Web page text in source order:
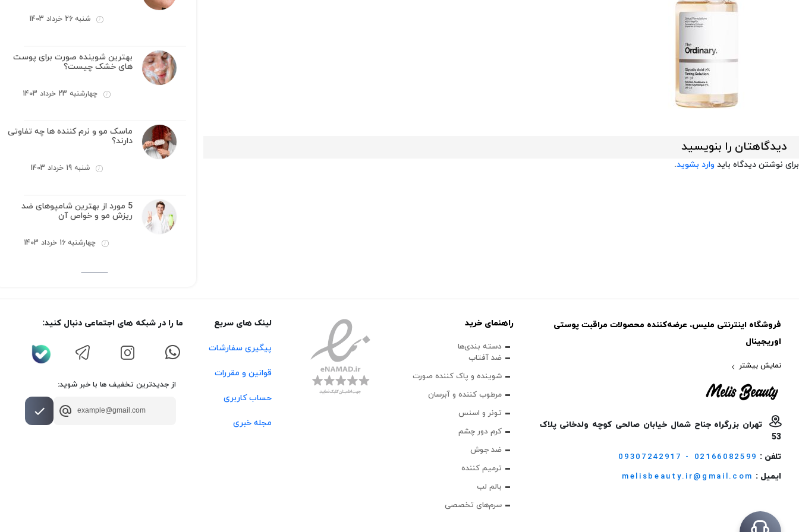
دیدگاهتان را بنویسید
برای نوشتن دیدگاه باید وارد بشوید.
شنبه 26 خرداد 1403
بهترین شوینده صورت برای پوست
های خشک چیست؟
چهارشنبه 23 خرداد 1403
ماسک مو و نرم کننده ها چه تفاوتی
دارند؟
شنبه 19 خرداد 1403
5 مورد از بهترین شامپوهای ضد
ریزش مو و خواص آن
چهارشنبه 16 خرداد 1403
فروشگاه اینترنتی ملیس، عرضه‌کننده محصولات مراقبت پوستی
اوریجینال
نمایش بیشتر
تهران بزرگراه جناح شمال خیابان صالحی کوچه ولدخانی پلاک
53
تلفن : 09307242917 - 02166082599
ایمیل : melisbeauty.ir@gmail.com
راهنمای خرید
دسته بندی‌ها
ضد آفتاب
شوینده و پاک‌ کننده صورت
مرطوب کننده و آبرسان
تونر و اسنس
کرم دور چشم
ضد جوش
ترمیم کننده
بالم لب
سرم‌های تخصصی
لینک های سریع
پیگیری سفارشات
قوانین و مقررات
حساب کاربری
مجله خبری
ما را در شبکه های اجتماعی دنبال کنید:
از جدیدترین تخفیف ها با خبر شوید: